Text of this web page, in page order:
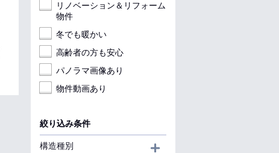
リノベーション＆リフォーム
物件
冬でも暖かい
高齢者の方も安心
パノラマ画像あり
物件動画あり
絞り込み条件
構造種別